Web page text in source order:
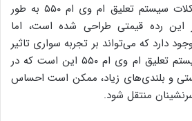
بهتر است بدانید که مشکلات سیستم تعلیق ام وی ام ۵۵۰ به طور
رده قیمتی طراحی شده است، اما
دارد که می‌تواند بر تجربه سواری تاثیر
بگذارد. یکی از معایب سیستم تعلیق ام وی ام ۵۵۰ این است که در
و بلندی‌های زیاد، ممکن است احساس
منتقل شود.